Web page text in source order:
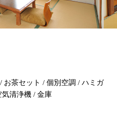
お茶セット / 個別空調 / ハミガ
清浄機 / 金庫